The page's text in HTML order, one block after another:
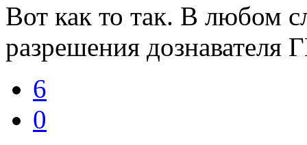
Вот как то так. В любом
разрешения дознавателя
6
0